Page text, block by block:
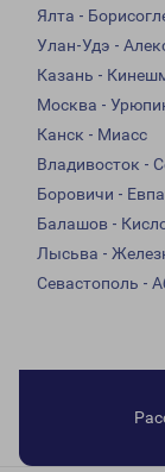
Ялта -
Улан-Удэ -
Казань -
Москва -
Канск - Миасс
Владивосток -
Боровичи -
Балашов -
Лысьва -
Севастополь -